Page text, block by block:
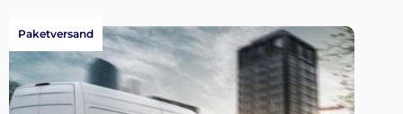
Paketversand